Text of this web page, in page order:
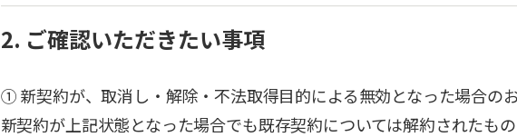
2. ご確認いただきたい事項
① 新契約が、取消し・解除・不法取得目的による無効となった場合の
新契約が上記状態となった場合でも既存契約については解約されたも